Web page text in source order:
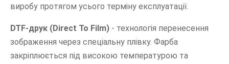
виробу протягом усього терміну експлуатації.
DTF-друк (Direct To Film) - технологія перенесення
зображення через спеціальну плівку. Фарба
закріплюється під високою температурою та